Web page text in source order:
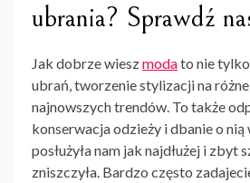
ubrania? Sprawdź
Jak dobrze wieszmodato nie
ubrań, tworzenie stylizacji na
najnowszych trendów. To także
konserwacja odzieży i dbanie o nią
posłużyła nam jak najdłużej i zbyt
zniszczyła. Bardzo często